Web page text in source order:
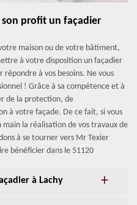
profit un façadier
maison ou de votre bâtiment,
à votre disposition un façadier
à vos besoins. Ne vous
! Grâce à sa compétence et à
de la protection, de
à votre façade. De ce fait, si vous
la réalisation de vos travaux de
à se tourner vers Mr Texier
bénéficier dans le 51120
à Lachy